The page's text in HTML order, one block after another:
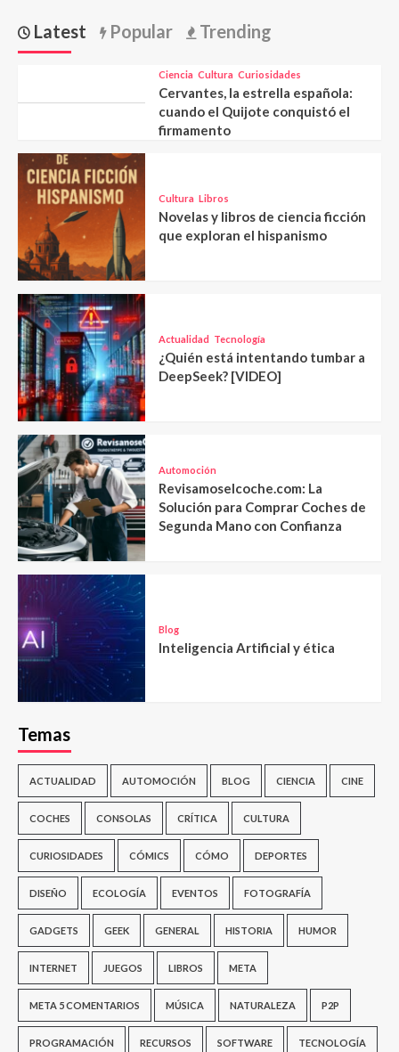
Latest Popular Trending
Ciencia Cultura Curiosidades
Cervantes, la estrella española:
cuando el Quijote conquistó el
firmamento
Cultura Libros
Novelas y libros de ciencia ficción
que exploran el hispanismo
Actualidad Tecnología
¿Quién está intentando tumbar a
DeepSeek? [VIDEO]
Automoción
Revisamoselcoche.com: La
Solución para Comprar Coches de
Segunda Mano con Confianza
Blog
Inteligencia Artificial y ética
Temas
ACTUALIDAD AUTOMOCIÓN BLOG CIENCIA CINE
COCHES CONSOLAS CRÍTICA CULTURA
CURIOSIDADES CÓMICS CÓMO DEPORTES
DISEÑO ECOLOGÍA EVENTOS FOTOGRAFÍA
GADGETS GEEK GENERAL HISTORIA HUMOR
INTERNET JUEGOS LIBROS META
META 5 COMENTARIOS MÚSICA NATURALEZA P2P
PROGRAMACIÓN RECURSOS SOFTWARE TECNOLOGÍA